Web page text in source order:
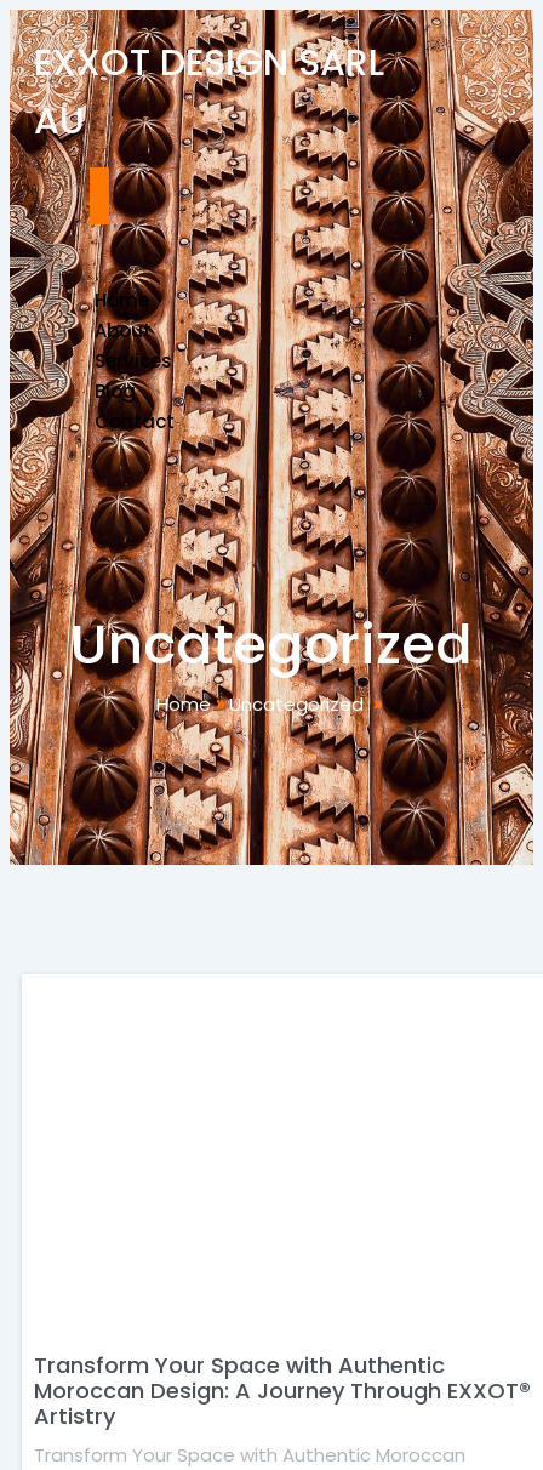
EXXOT DESIGN SARL
AU
Home
About
Services
Blog
Contact
Uncategorized
Home»Uncategorized»
Transform Your Space with Authentic
Moroccan Design: A Journey Through EXXOT®
Artistry
Transform Your Space with Authentic Moroccan